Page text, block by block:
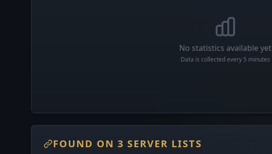
No statistics available yet
Data is collected every 5 minutes
FOUND ON 3 SERVER LISTS